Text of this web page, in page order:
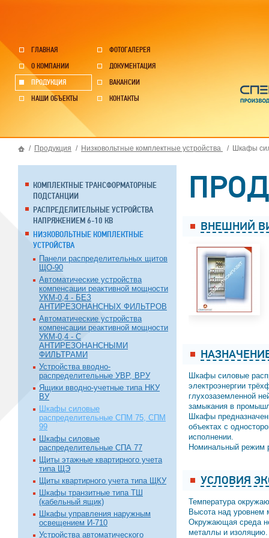
ГЛАВНАЯ
ФОТОГАЛЕРЕЯ
О КОМПАНИИ
ДОКУМЕНТАЦИЯ
ПРОДУКЦИЯ
ВАКАНСИИ
НАШИ ОБЪЕКТЫ
КОНТАКТЫ
/ Продукция / Низковольтные комплектные устройства / Шкафы
КОМПЛЕКТНЫЕ ТРАНСФОРМАТОРНЫЕ
ПОДСТАНЦИИ
РАСПРЕДЕЛИТЕЛЬНЫЕ УСТРОЙСТВА
НАПРЯЖЕНИЕМ 6-10 КВ
НИЗКОВОЛЬТНЫЕ КОМПЛЕКТНЫЕ
УСТРОЙСТВА
Панели распределительных щитов
ЩО-90
Автоматические устройства
компенсации реактивной мощности
УКМ-0,4 - БЕЗ
АНТИРЕЗОНАНСНЫХ ФИЛЬТРОВ
Автоматические устройства
компенсации реактивной мощности
УКМ-0,4 - С
АНТИРЕЗОНАНСНЫМИ
ФИЛЬТРАМИ
Устройства вводно-
распределительные УВР, ВРУ
Ящики вводно-учетные типа НКУ
ВУ
Шкафы силовые
распределительные СПМ 75, СПМ
99
Шкафы силовые
распределительные СПА 77
Щиты этажные квартирного учета
типа ЩЭ
Щиты квартирного учета типа ЩКУ
Шкафы транзитные типа ТШ
(кабельный ящик)
Шкафы управления наружным
освещением И-710
Устройства автоматического
ВНЕШНИЙ
Шкафы силовые
электроэнергии
глухозаземленной
замыкания в
Шкафы
объектах с
исполнении.
Номинальный режим
УСЛОВИЯ
Температура
Высота над уровнем
Окружающая среда
металлы и изоляцию.